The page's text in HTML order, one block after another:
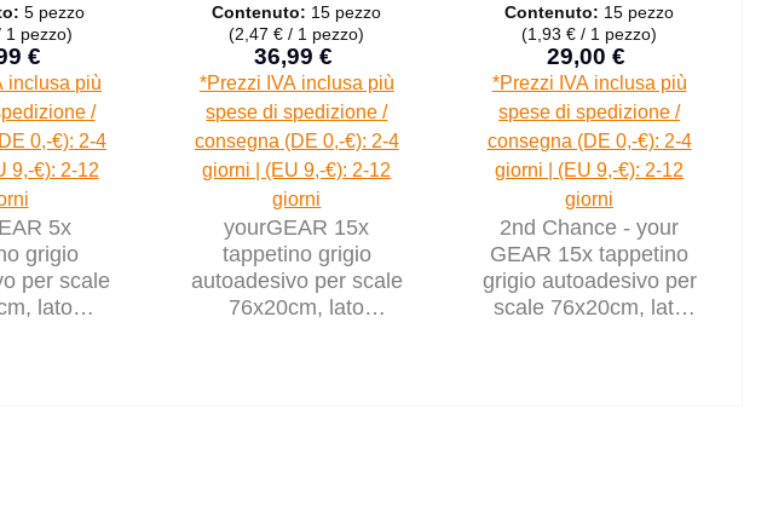
5 pezzo
1 pezzo)
Prezzo di vendita:
€
Prezzo normale:
inclusa più
/
0,-€): 2-4
9,-€): 2-12
5x
grigio
per scale
lato
Contenuto: 15 pezzo
(2,47 € / 1 pezzo)
Prezzo di vendita:
36,99 €
Prezzo normale:
*Prezzi IVA inclusa più
spese di spedizione /
consegna (DE 0,-€): 2-4
giorni | (EU 9,-€): 2-12
giorni
yourGEAR 15x
tappetino grigio
autoadesivo per scale
76x20cm, lato
Contenuto: 15 pezzo
(1,93 € / 1 pezzo)
Prezzo di vendita:
29,00 €
Prezzo
*Prezzi IVA inclusa più
spese di spedizione /
consegna (DE 0,-€): 2-4
giorni | (EU 9,-€): 2-12
giorni
2nd Chance - your
GEAR 15x tappetino
grigio autoadesivo per
scale 76x20cm, lato